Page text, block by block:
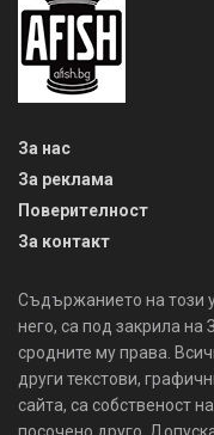
За нас
За реклама
Поверителност
За контакт
Съдържанието на този
него, са под закрила на
сродните му права.
други текстови,
сайта, са собственост
посочено друго.